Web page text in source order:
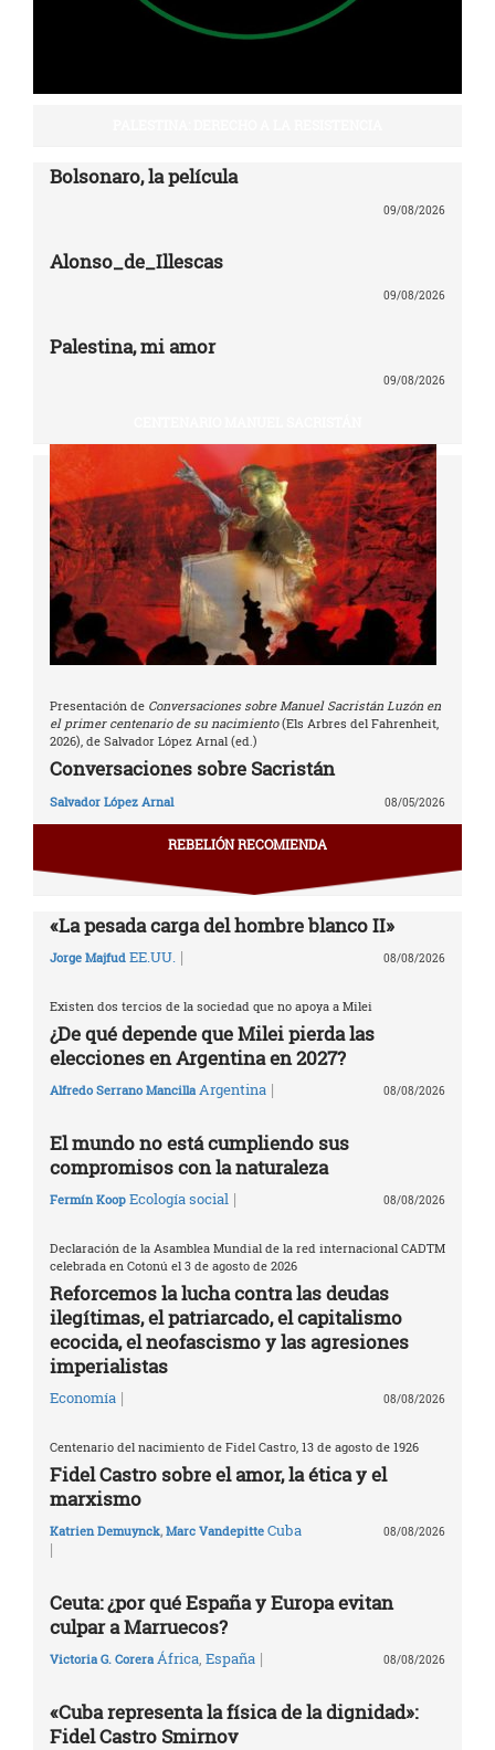
Bolsonaro, la película
09/08/2026
Alonso_de_Illescas
09/08/2026
Palestina, mi amor
09/08/2026
Presentación de Conversaciones sobre Manuel Sacristán Luzón en
el primer centenario de su nacimiento(Els Arbres del Fahrenheit,
2026), de Salvador López Arnal (ed.)
Conversaciones sobre Sacristán
Salvador López Arnal 08/05/2026
REBELIÓN RECOMIENDA
«La pesada carga del hombre blanco II»
Jorge Majfud EE.UU. | 08/08/2026
Existen dos tercios de la sociedad que no apoya a Milei
¿De qué depende que Milei pierda las
elecciones en Argentina en 2027?
Alfredo Serrano Mancilla Argentina | 08/08/2026
El mundo no está cumpliendo sus
compromisos con la naturaleza
Fermín Koop Ecología social | 08/08/2026
Declaración de la Asamblea Mundial de la red internacional CADTM
celebrada en Cotonú el 3 de agosto de 2026
Reforcemos la lucha contra las deudas
ilegítimas, el patriarcado, el capitalismo
ecocida, el neofascismo y las agresiones
imperialistas
Economía | 08/08/2026
Centenario del nacimiento de Fidel Castro, 13 de agosto de 1926
Fidel Castro sobre el amor, la ética y el
marxismo
Katrien Demuynck, Marc Vandepitte Cuba
|
08/08/2026
Ceuta: ¿por qué España y Europa evitan
culpar a Marruecos?
Victoria G. Corera África, España | 08/08/2026
«Cuba representa la física de la dignidad»:
Fidel Castro Smirnov